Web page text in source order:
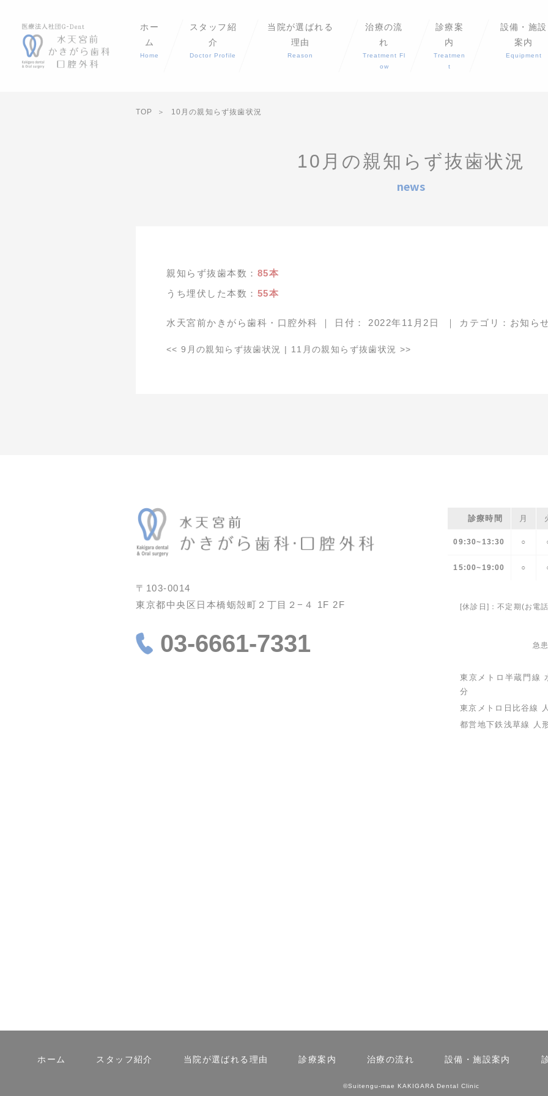
ホー
ム
Home
スタッフ紹
介
Doctor Profile
当院が選ばれる
理由
Reason
治療の流
れ
Treatment Fl
ow
診療案
内
Treatmen
t
設備・施設
案内
Equipment
TOP 10月の親知らず抜歯状況
10月の親知らず抜歯状況
news
親知らず抜歯本数： 85本
うち埋伏した本数： 55本
水天宮前かきがら歯科・口腔外科 ｜ 日付： 2022年11月2日 ｜ カテゴリ： お知ら
<< 9月の親知らず抜歯状況 | 11月の親知らず抜歯状況>>
〒103-0014
東京都中央区日本橋蛎殻町２丁目２−４ 1F 2F
03-6661-7331
診療時間 月
09:30~13:30 ○
15:00~19:00
○
[休診日]：不定期(お電
急
東京メトロ半蔵門
分
東京メトロ日比谷線
都営地下鉄浅草線
ホーム スタッフ紹介 当院が選ばれる理由 診療案内 治療の流れ 設備・施設案内
©Suitengu-mae KAKIGARA Dental Clinic